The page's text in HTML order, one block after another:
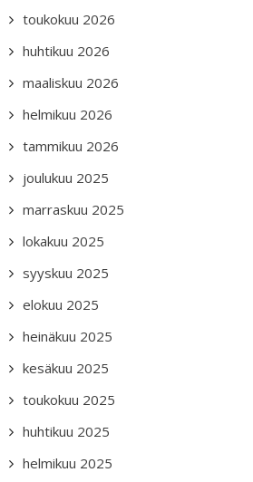
toukokuu 2026
huhtikuu 2026
maaliskuu 2026
helmikuu 2026
tammikuu 2026
joulukuu 2025
marraskuu 2025
lokakuu 2025
syyskuu 2025
elokuu 2025
heinäkuu 2025
kesäkuu 2025
toukokuu 2025
huhtikuu 2025
helmikuu 2025